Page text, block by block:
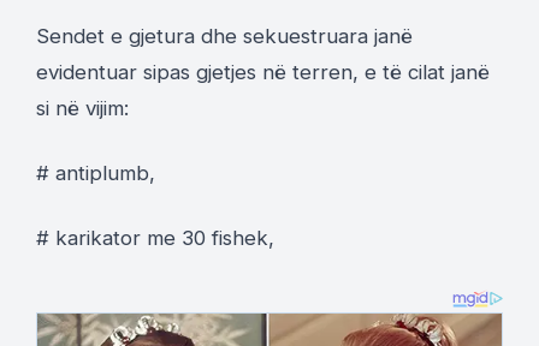
Sendet e gjetura dhe sekuestruara janë
evidentuar sipas gjetjes në terren, e të cilat janë
si në vijim:
# antiplumb,
# karikator me 30 fishek,